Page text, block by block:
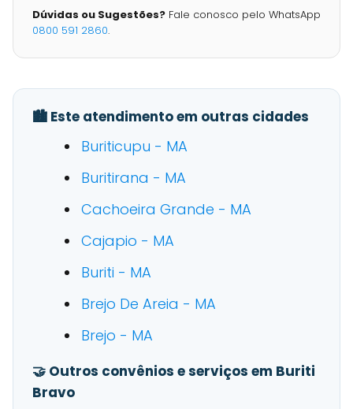
Dúvidas ou Sugestões? Fale conosco pelo WhatsApp
0800 591 2860.
🏙️ Este atendimento em outras cidades
Buriticupu - MA
Buritirana - MA
Cachoeira Grande - MA
Cajapio - MA
Buriti - MA
Brejo De Areia - MA
Brejo - MA
🤝 Outros convênios e serviços em Buriti
Bravo